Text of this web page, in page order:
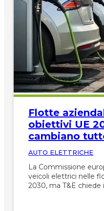
Flotte
obiettivi UE
cambiano
AUTO ELETTRICHE
La Commissione
veicoli elettrici nelle
2030, ma T&E chiede